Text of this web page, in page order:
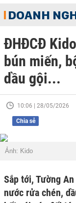
DOANH
ĐHĐCĐ
bún miến,
dầu gội...
10:06 | 28/05/2026
Chia sẻ
Ảnh: Kido
Sắp tới, Tường
nước rửa chén,